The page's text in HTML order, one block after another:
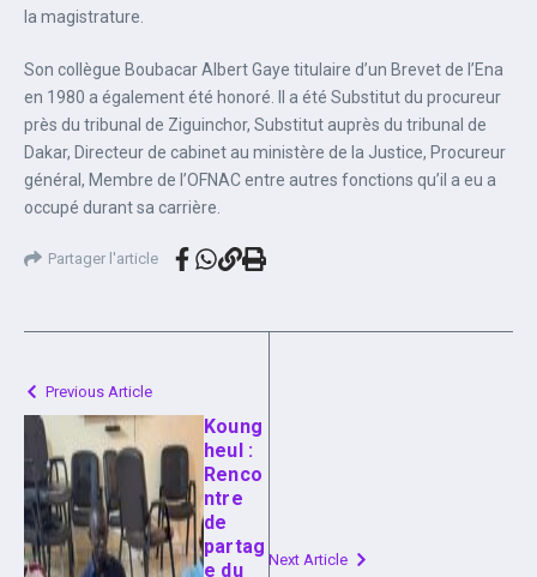
la magistrature.
Son collègue Boubacar Albert Gaye titulaire d’un Brevet de l’Ena
en 1980 a également été honoré. Il a été Substitut du procureur
près du tribunal de Ziguinchor, Substitut auprès du tribunal de
Dakar, Directeur de cabinet au ministère de la Justice, Procureur
général, Membre de l’OFNAC entre autres fonctions qu’il a eu a
occupé durant sa carrière.
Partager l'article
Previous Article
Koung
heul :
Renco
ntre
de
partag
e du
Next Article